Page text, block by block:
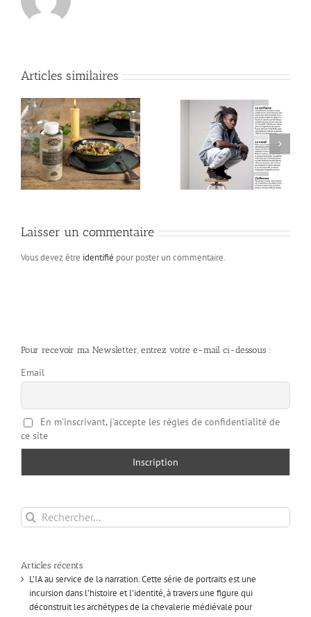
Articles similaires
Laisser un commentaire
Vous devez être identifié pour poster un commentaire.
Pour recevoir ma Newsletter, entrez votre e-mail ci-dessous :
Email
En m'inscrivant, j'accepte les règles de confidentialité de
ce site
Rechercher:
Articles récents
L’IA au service de la narration. Cette série de portraits est une
incursion dans l’histoire et l’identité, à travers une figure qui
déconstruit les archétypes de la chevalerie médiévale pour